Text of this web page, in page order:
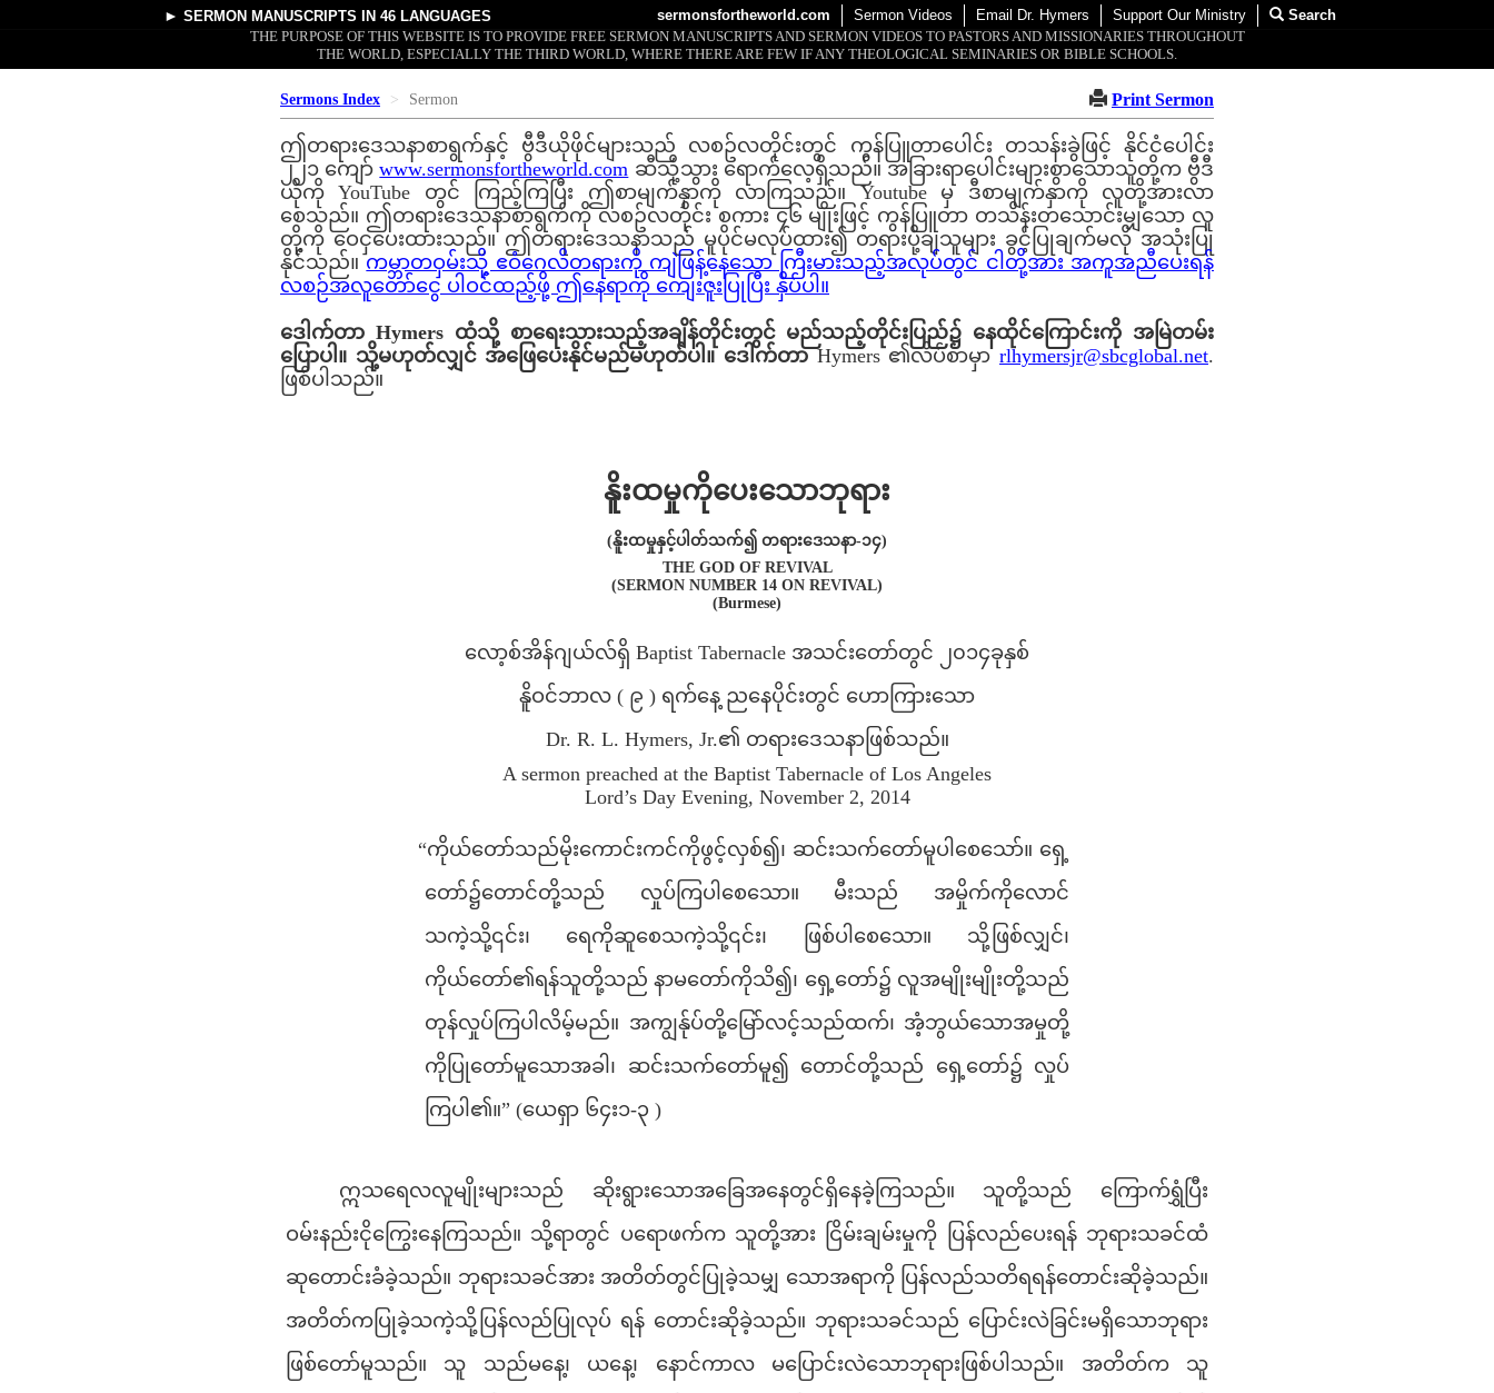
► SERMON MANUSCRIPTS IN 46 LANGUAGES sermonsfortheworld.com Sermon Videos Email Dr. Hymers Support Our Ministry
Search
THE PURPOSE OF THIS WEBSITE IS TO PROVIDE FREE SERMON MANUSCRIPTS AND SERMON VIDEOS TO PASTORS AND MISSIONARIES THROUGHOUT
THE WORLD, ESPECIALLY THE THIRD WORLD, WHERE THERE ARE FEW IF ANY THEOLOGICAL SEMINARIES OR BIBLE SCHOOLS.
Sermons Index Sermon Print Sermon
ဤတရားဒေသနာစာရွက်နှင့် ဗွီဒီယိုဖိုင်များသည် လစဥ်လတိုင်းတွင် ကွန်ပြူတာပေါင်း တသန်းခွဲဖြင့် နိုင်ငံပေါင်း
၂၂၁ ကျော်www.sermonsfortheworld.com ဆီသို့သွား ရောက်လေ့ရှိသည်။ အခြားရာပေါင်းများစွာသောသူတို့က ဗွီဒီ
ယိုကို YouTube တွင် ကြည့်ကြပြီး ဤစာမျက်နှာကို လာကြသည်။ Youtube မှ ဒီစာမျက်နှာကို လူတို့အားလာ
စေသည်။ ဤတရားဒေသနာစာရွက်ကို လစဥ်လတိုင်း စကား ၄၆ မျိုးဖြင့် ကွန်ပြူတာ တသိန်းတသောင်းမျှသော လူ
တို့ကို ဝေငှပေးထားသည်။ ဤတရားဒေသနာသည် မူပိုင်မလုပ်ထား၍ တရားပို့ချသူများ ခွင့်ပြုချက်မလို အသုံးပြု
နိုင်သည်။ကမ္ဘာတဝှမ်းသို့ ဧဝံဂေလိတရားကို ကျဲဖြန့်နေသော ကြီးမားသည့်အလုပ်တွင် ငါတို့အား အကူအညီပေးရန်
လစဉ်အလူတော်ငွေ ပါဝင်ထည့်ဖို့ ဤနေရာကို ကျေးဇူးပြုပြီး နှိပ်ပါ။
ဒေါက်တာ Hymers ထံသို့ စာရေးသားသည့်အချိန်တိုင်းတွင် မည်သည့်တိုင်းပြည်၌ နေထိုင်ကြောင်းကို အမြဲတမ်း
ပြောပါ။ သို့မဟုတ်လျှင် အဖြေပေးနိုင်မည်မဟုတ်ပါ။ ဒေါက်တာHymers ၏လိပ်စာမှာrlhymersjr@sbcglobal.net.
ဖြစ်ပါသည်။
နိူးထမှုကိုပေးသောဘုရား
(နိူးထမှုနှင့်ပါတ်သက်၍ တရားဒေသနာ-၁၄)
THE GOD OF REVIVAL
(SERMON NUMBER 14 ON REVIVAL)
(Burmese)
လော့စ်အိန်ဂျယ်လ်ရှိ Baptist Tabernacle အသင်းတော်တွင် ၂၀၁၄ခုနှစ်
နိူဝင်ဘာလ ( ၉ ) ရက်နေ့ ညနေပိုင်းတွင် ဟောကြားသော
Dr. R. L. Hymers, Jr.၏ တရားဒေသနာဖြစ်သည်။
A sermon preached at the Baptist Tabernacle of Los Angeles
Lord’s Day Evening, November 2, 2014
“ကိုယ်တော်သည်မိုးကောင်းကင်ကိုဖွင့်လှစ်၍၊ ဆင်းသက်တော်မူပါစေသော်။ ရှေ့
တော်၌တောင်တို့သည် လှုပ်ကြပါစေသော။ မီးသည် အမှိုက်ကိုလောင်
သကဲ့သို့၎င်း၊ ရေကိုဆူစေသကဲ့သို့၎င်း၊ ဖြစ်ပါစေသော။ သို့ဖြစ်လျှင်၊
ကိုယ်တော်၏ရန်သူတို့သည် နာမတော်ကိုသိ၍၊ ရှေ့တော်၌ လူအမျိုးမျိုးတို့သည်
တုန်လှုပ်ကြပါလိမ့်မည်။ အကျွန်ုပ်တို့မြော်လင့်သည်ထက်၊ အံ့ဘွယ်သောအမှုတို့
ကိုပြုတော်မူသောအခါ၊ ဆင်းသက်တော်မူ၍ တောင်တို့သည် ရှေ့တော်၌ လှုပ်
ကြပါ၏။” (ယေရှာ ၆၄း၁-၃ )
ဣသရေလလူမျိုးများသည် ဆိုးရွားသောအခြေအနေတွင်ရှိနေခဲ့ကြသည်။ သူတို့သည် ကြောက်ရွှံပြီး
ဝမ်းနည်းငိုကြွေးနေကြသည်။ သို့ရာတွင် ပရောဖက်က သူတို့အား ငြိမ်းချမ်းမှုကို ပြန်လည်ပေးရန် ဘုရားသခင်ထံ
ဆုတောင်းခံခဲ့သည်။ ဘုရားသခင်အား အတိတ်တွင်ပြုခဲ့သမျှ သောအရာကို ပြန်လည်သတိရရန်တောင်းဆိုခဲ့သည်။
အတိတ်ကပြုခဲ့သကဲ့သို့ပြန်လည်ပြုလုပ် ရန် တောင်းဆိုခဲ့သည်။ ဘုရားသခင်သည် ပြောင်းလဲခြင်းမရှိသောဘုရား
ဖြစ်တော်မူသည်။ သူ သည်မနေ့၊ ယနေ့၊ နောင်ကာလ မပြောင်းလဲသောဘုရားဖြစ်ပါသည်။ အတိတ်က သူ